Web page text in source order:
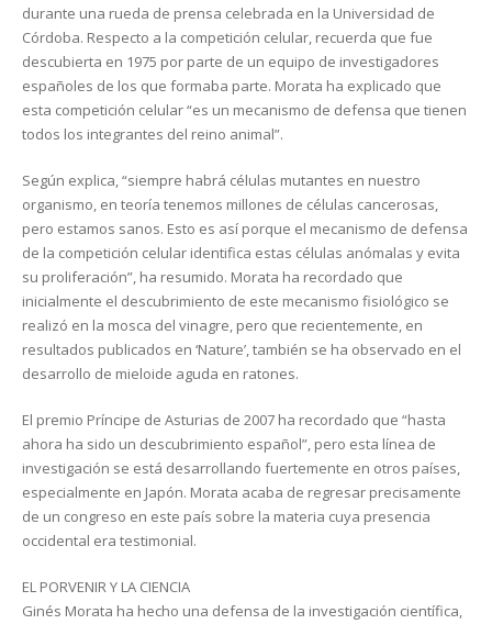
durante una rueda de prensa celebrada en la Universidad de
Córdoba. Respecto a la competición celular, recuerda que fue
descubierta en 1975 por parte de un equipo de investigadores
españoles de los que formaba parte. Morata ha explicado que
esta competición celular “es un mecanismo de defensa que tienen
todos los integrantes del reino animal”.
Según explica, “siempre habrá células mutantes en nuestro
organismo, en teoría tenemos millones de células cancerosas,
pero estamos sanos. Esto es así porque el mecanismo de defensa
de la competición celular identifica estas células anómalas y evita
su proliferación”, ha resumido. Morata ha recordado que
inicialmente el descubrimiento de este mecanismo fisiológico se
realizó en la mosca del vinagre, pero que recientemente, en
resultados publicados en ‘Nature’, también se ha observado en el
desarrollo de mieloide aguda en ratones.
El premio Príncipe de Asturias de 2007 ha recordado que “hasta
ahora ha sido un descubrimiento español”, pero esta línea de
investigación se está desarrollando fuertemente en otros países,
especialmente en Japón. Morata acaba de regresar precisamente
de un congreso en este país sobre la materia cuya presencia
occidental era testimonial.
EL PORVENIR Y LA CIENCIA
Ginés Morata ha hecho una defensa de la investigación científica,